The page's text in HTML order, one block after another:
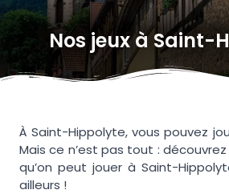
Nos jeux àSaint-
À Saint-Hippolyte, vous pouvez
Mais ce n’est pas tout : découvrez
qu’on peut jouer à Saint-
ailleurs !